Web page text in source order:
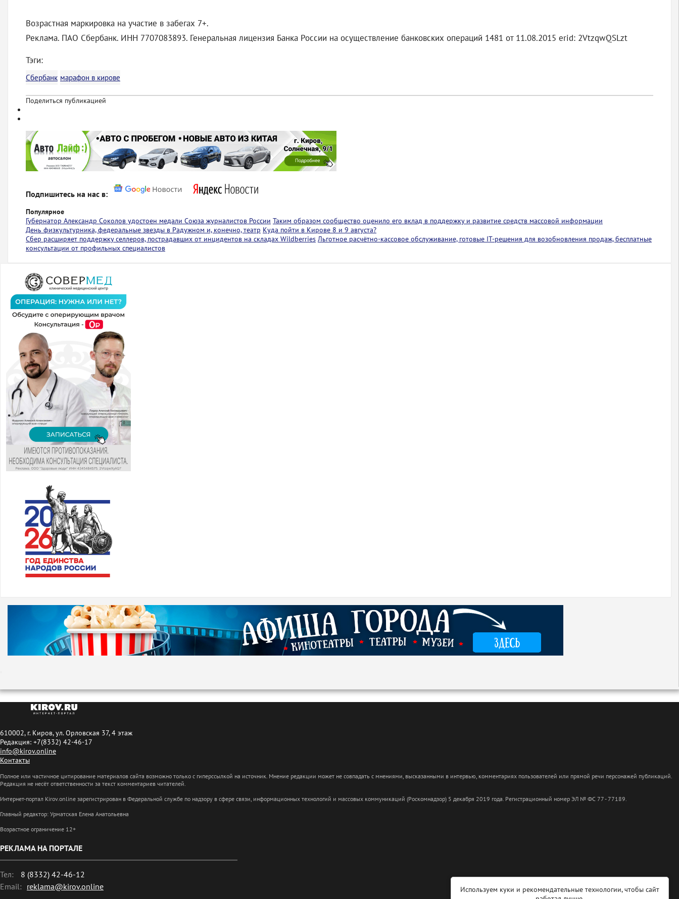
Возрастная маркировка на участие в забегах 7+.
Реклама. ПАО Сбербанк. ИНН 7707083893. Генеральная лицензия Банка России на осуществление банковских операций 1481 от 11.08.2015 erid: 2VtzqwQSLzt
Тэги:
Сбербанк марафон в кирове
Поделиться публикацией
Подпишитесь на нас в:
Популярное
Губернатор Александр Соколов удостоен медали Союза журналистов России Таким образом сообщество оценило его вклад в поддержку и развитие средств массовой информации
День физкультурника, федеральные звезды в Радужном и, конечно, театр Куда пойти в Кирове 8 и 9 августа?
Сбер расширяет поддержку селлеров, пострадавших от инцидентов на складах Wildberries Льготное расчётно-кассовое обслуживание, готовые IT-решения для возобновления продаж, бесплатные
консультации от профильных специалистов
610002, г. Киров, ул. Орловская 37, 4 этаж
Редакция: +7(8332) 42-46-17
info@kirov.online
Контакты
Полное или частичное цитирование материалов сайта возможно только с гиперссылкой на источник. Мнение редакции может не совпадать с мнениями, высказанными в интервью, комментариях пользователей или прямой речи персонажей публикаций.
Редакция не несёт ответственности за текст комментариев читателей.
Интернет-портал Kirov.online зарегистрирован в Федеральной службе по надзору в сфере связи, информационных технологий и массовых коммуникаций (Роскомнадзор) 5 декабря 2019 года. Регистрационный номер ЭЛ № ФС 77 - 77189.
Главный редактор: Урматская Елена Анатольевна
Возрастное ограничение 12+
РЕКЛАМА НА ПОРТАЛЕ
Тел:
8 (8332) 42-46-12
Email: reklama@kirov.online
Используем куки и рекомендательные технологии, чтобы сайт